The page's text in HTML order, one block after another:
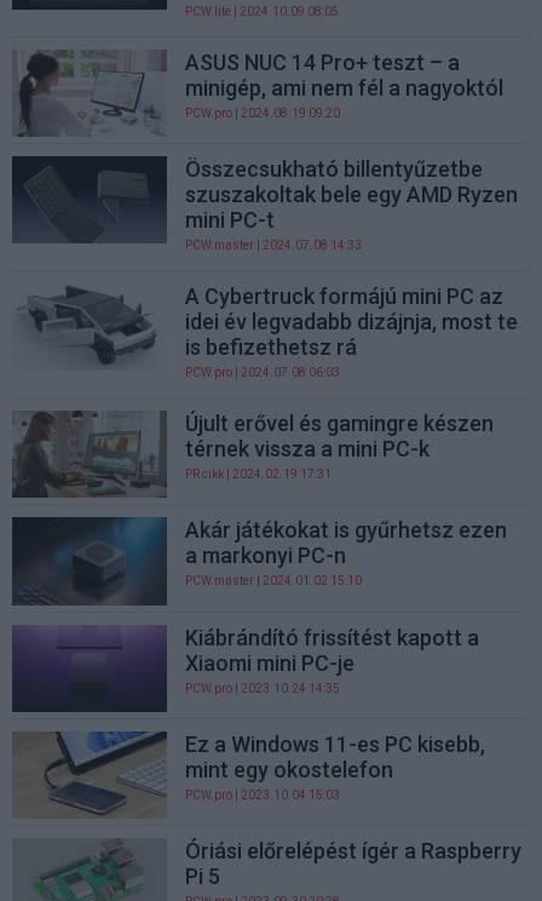
PCW.lite | 2024.10.09 08:05
ASUS NUC 14 Pro+ teszt – a
minigép, ami nem fél a nagyoktól
PCW.pro | 2024.08.19 09:20
Összecsukható billentyűzetbe
szuszakoltak bele egy AMD Ryzen
mini PC-t
PCW.master | 2024.07.08 14:33
A Cybertruck formájú mini PC az
idei év legvadabb dizájnja, most te
is befizethetsz rá
PCW.pro | 2024.07.08 06:03
Újult erővel és gamingre készen
térnek vissza a mini PC-k
PR cikk | 2024.02.19 17:31
Akár játékokat is gyűrhetsz ezen
a markonyi PC-n
PCW.master | 2024.01.02 15:10
Kiábrándító frissítést kapott a
Xiaomi mini PC-je
PCW.pro | 2023.10.24 14:35
Ez a Windows 11-es PC kisebb,
mint egy okostelefon
PCW.pro | 2023.10.04 15:03
Óriási előrelépést ígér a Raspberry
Pi 5